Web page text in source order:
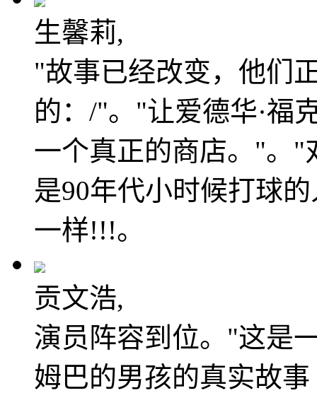
生馨莉,
"故事已经改变，他们
的：/"。"让爱德华·福
一个真正的商店。"。"
是90年代小时候打球
一样!!!。
贡文浩,
演员阵容到位。"这是
姆巴的男孩的真实故